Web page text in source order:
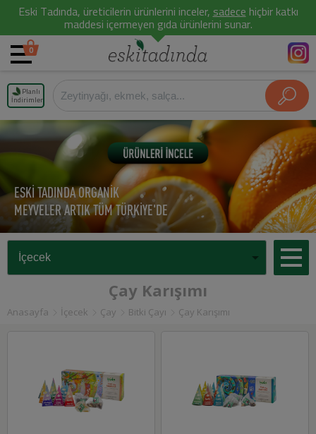
Eski Tadında, üreticilerin ürünlerini inceler,sadecehiçbir katkı
maddesi içermeyen gıda ürünlerini sunar.
0
Planlı
İndirimler
ESKİ TADINDA ORGANİK
MEYVELER ARTIK TÜM TÜRKİYE'DE
Çay Karışımı
Anasayfa İçecek Çay Bitki Çayı Çay Karışımı